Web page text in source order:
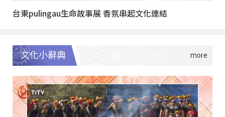
台東pulingau生命故事展 香氛串起文化連結
文化小辭典